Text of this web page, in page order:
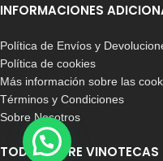
INFORMACIONES
Política de Envíos y
Política de cookies
Más información sobre las
Términos y Condiciones
Sobre Nosotros
TODO SOBRE VINOTECAS